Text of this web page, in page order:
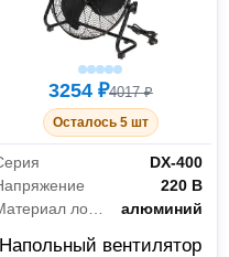
3254 ₽4017 ₽
Осталось 5 шт
DX-400
220 В
Материал лопастей
алюминий
Напольный вентилятор